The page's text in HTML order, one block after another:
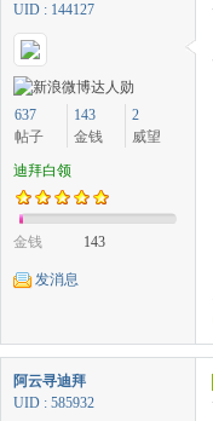
UID : 144127
637
帖子
143
金钱
2
威望
迪拜白领
金钱 143
发消息
阿云寻迪拜
UID : 585932